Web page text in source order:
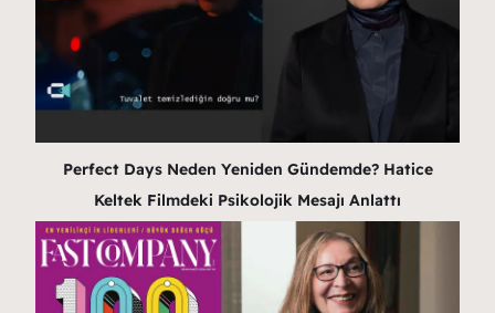
Perfect Days Neden Yeniden Gündemde? Hatice
Keltek Filmdeki Psikolojik Mesajı Anlattı